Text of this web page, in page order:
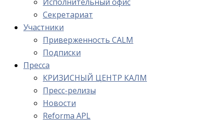
Cекретариат
Участники
Приверженность CALM
Подписки
Пресса
КРИЗИСНЫЙ ЦЕНТР КАЛМ
Пресс-релизы
Новости
Reforma APL